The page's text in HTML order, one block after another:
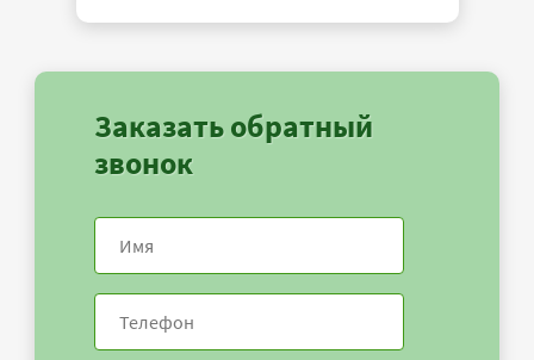
Заказать обратный
звонок